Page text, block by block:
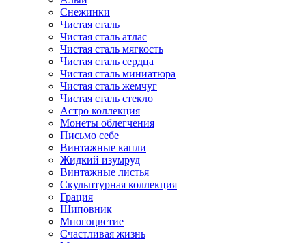
Снежинки
Чистая сталь
Чистая сталь атлас
Чистая сталь мягкость
Чистая сталь сердца
Чистая сталь миниатюра
Чистая сталь жемчуг
Чистая сталь стекло
Астро коллекция
Монеты облегчения
Письмо себе
Винтажные капли
Жидкий изумруд
Винтажные листья
Скульптурная коллекция
Грация
Шиповник
Многоцветие
Счастливая жизнь